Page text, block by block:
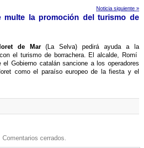
Noticia siguiente »
multe la promoción del turismo de
de Mar(La Selva) pedirá ayuda a la
el turismo de borrachera. El alcalde, Romí
el Gobierno catalán sancione a los operadores
como el paraí­so europeo de la fiesta y el
Comentarios cerrados.